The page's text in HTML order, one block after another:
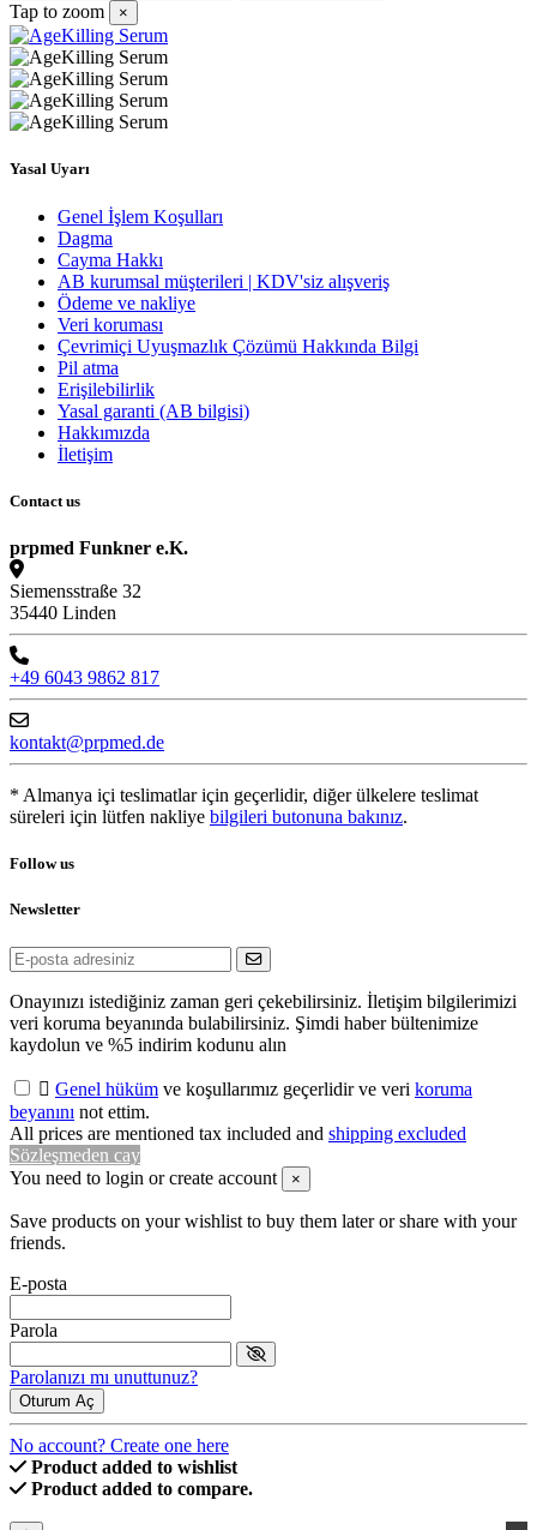
Tap to zoom ×
Yasal Uyarı
Genel İşlem Koşulları
Dagma
Cayma Hakkı
AB kurumsal müşterileri | KDV'siz alışveriş
Ödeme ve nakliye
Veri koruması
Çevrimiçi Uyuşmazlık Çözümü Hakkında Bilgi
Pil atma
Erişilebilirlik
Yasal garanti (AB bilgisi)
Hakkımızda
İletişim
Contact us
prpmed Funkner e.K.
Siemensstraße 32
35440 Linden
+49 6043 9862 817
kontakt@prpmed.de
* Almanya içi teslimatlar için geçerlidir, diğer ülkelere teslimat
süreleri için lütfen nakliye bilgileri butonuna bakınız.
Follow us
Newsletter
Onayınızı istediğiniz zaman geri çekebilirsiniz. İletişim bilgilerimizi
veri koruma beyanında bulabilirsiniz. Şimdi haber bültenimize
kaydolun ve %5 indirim kodunu alın
 Genel hüküm ve koşullarımız geçerlidir ve veri koruma
beyanını not ettim.
All prices are mentioned tax included and shipping excluded
Sözleşmeden cay
You need to login or create account
×
Save products on your wishlist to buy them later or share with your
friends.
E-posta
Parola
Parolanızı mı unuttunuz?
Oturum Aç
No account? Create one here
Product added to wishlist
Product added to compare.